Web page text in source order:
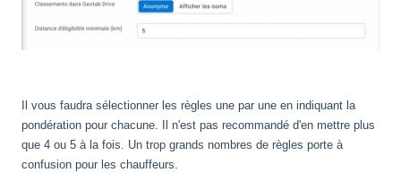
Il vous faudra sélectionner les règles une par une en indiquant la
pondération pour chacune. Il n'est pas recommandé d'en mettre plus
que 4 ou 5 à la fois. Un trop grands nombres de règles porte à
confusion pour les chauffeurs.